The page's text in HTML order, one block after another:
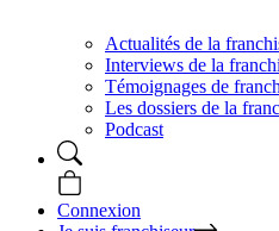
Actualités de la
Interviews de la
Témoignages de
Les dossiers de la
Podcast
Connexion